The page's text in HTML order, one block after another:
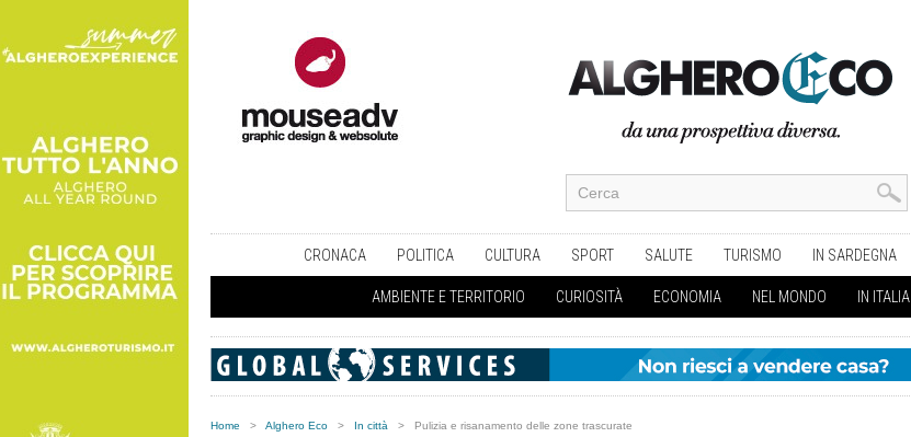
CRONACA POLITICA CULTURA SPORT SALUTE TURISMO IN SARDEGNA
AMBIENTE E TERRITORIO CURIOSITÀ ECONOMIA NEL MONDO IN ITALIA
Home > Alghero Eco > In città > Pulizia e risanamento delle zone trascurate